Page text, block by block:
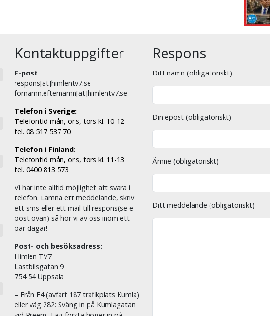
Kontaktuppgifter
E-post
respons[ät]himlentv7.se
fornamn.efternamn[ät]himlentv7.se
Telefon i Sverige:
Telefontid mån, ons, tors kl. 10-12
tel. 08 517 537 70
Telefon i Finland:
Telefontid mån, ons, tors kl. 11-13
tel. 0400 813 573
Vi har inte alltid möjlighet att svara i
telefon. Lämna ett meddelande, skriv
ett sms eller ett mail till respons(se e-
post ovan) så hör vi av oss inom ett
par dagar!
Post- och besöksadress:
Himlen TV7
Lastbilsgatan 9
754 54 Uppsala
– Från E4 (avfart 187 trafikplats Kumla)
eller väg 282: Sväng in på Kumlagatan
Respons
Ditt namn (obligatoriskt)
Din epost (obligatoriskt)
Ämne (obligatoriskt)
Ditt meddelande (obligatoriskt)